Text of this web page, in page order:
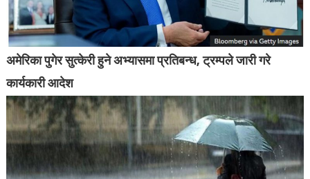
अमेरिका पुगेर सुत्केरी हुने अभ्यासमा प्रतिबन्ध, ट्रम्पले जारी गरे
कार्यकारी आदेश